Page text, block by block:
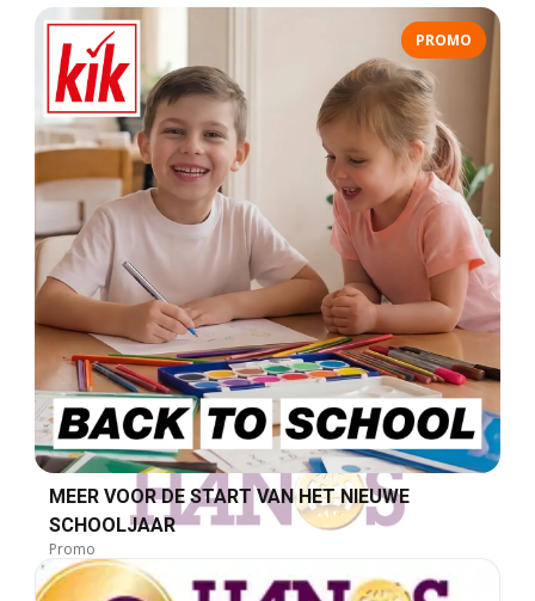
PROMO
MEER VOOR DE START VAN HET NIEUWE
SCHOOLJAAR
Promo